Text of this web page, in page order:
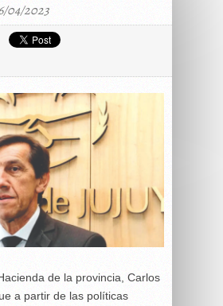
04/2023
de la provincia, Carlos
a partir de las políticas